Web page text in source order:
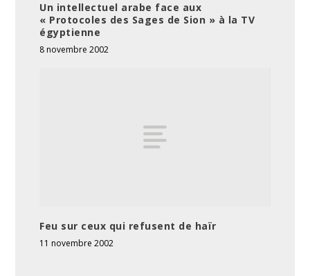
Un intellectuel arabe face aux
« Protocoles des Sages de Sion » à la TV
égyptienne
8 novembre 2002
Feu sur ceux qui refusent de haïr
11 novembre 2002